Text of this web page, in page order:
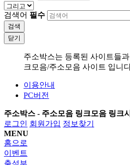
검색어 필수
검색
닫기
주소박스는 등록된 사이트들
크모음/주소모음 사이트 입니
이용안내
PC버전
주소박스 - 주소모음 링크모음 링크
로그인 회원가입 정보찾기
MENU
홈으로
이벤트
출석부